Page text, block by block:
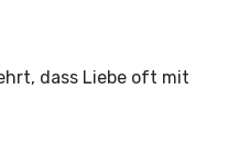
dass Liebe oft mit